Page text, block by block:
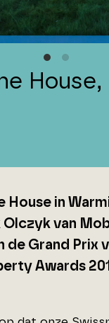
House,
House in
van
de Grand Prix
Awards